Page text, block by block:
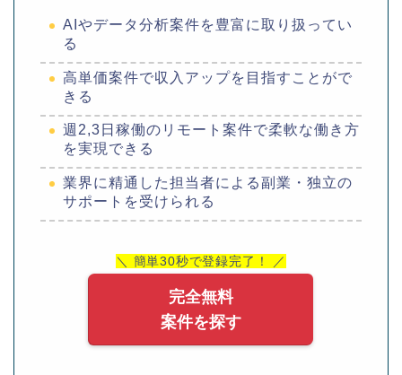
AIやデータ分析案件を豊富に取り扱ってい
る
高単価案件で収入アップを目指すことがで
きる
週2,3日稼働のリモート案件で柔軟な働き方
を実現できる
業界に精通した担当者による副業・独立の
サポートを受けられる
＼ 簡単30秒で登録完了！ ／
完全無料
案件を探す